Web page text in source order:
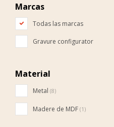
Marcas
Todas las marcas
Gravure configurator
Material
Metal (8)
Madere de MDF (1)